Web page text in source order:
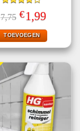
Gewaardeerd
4.00uit
7,75 Oorspronkelijke
prijs
was:
€7,75.
€1,99
is:
€1,99.
TOEVOEGEN